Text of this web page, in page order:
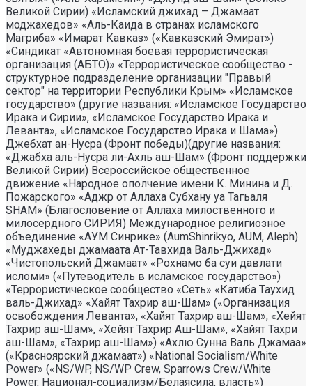
Великой Сирии) «Исламский джихад – Джамаат
моджахедов» «Аль-Каида в странах исламского
Магриба» «Имарат Кавказ» («Кавказский Эмират»)
«Синдикат «Автономная боевая террористическая
организация (АБТО)» «Террористическое сообщество -
структурное подразделение организации "Правый
сектор" на территории Республики Крым» «Исламское
государство» (другие названия: «Исламское Государство
Ирака и Сирии», «Исламское Государство Ирака и
Леванта», «Исламское Государство Ирака и Шама»)
Джебхат ан-Нусра (Фронт победы)(другие названия:
«Джабха аль-Нусра ли-Ахль аш-Шам» (Фронт поддержки
Великой Сирии) Всероссийское общественное
движение «Народное ополчение имени К. Минина и Д.
Пожарского» «Аджр от Аллаха Субхану уа Тагьаля
SHAM» (Благословение от Аллаха милоственного и
милосердного СИРИЯ) Международное религиозное
объединение «АУМ Синрике» (AumShinrikyo, AUM, Aleph)
«Муджахеды джамаата Ат-Тавхида Валь-Джихад»
«Чистопольский Джамаат» «Рохнамо ба суи давлати
исломи» («Путеводитель в исламское государство»)
«Террористическое сообщество «Сеть» «Катиба Таухид
валь-Джихад» «Хайят Тахрир аш-Шам» («Организация
освобождения Леванта», «Хайят Тахрир аш-Шам», «Хейят
Тахрир аш-Шам», «Хейят Тахрир Аш-Шам», «Хайят Тахри
аш-Шам», «Тахрир аш-Шам») «Ахлю Сунна Валь Джамаа»
(«Красноярский джамаат») «National Socialism/White
Power» («NS/WP, NS/WP Crew, Sparrows Crew/White
Power, Национал-социализм/Белаясила, власть»)